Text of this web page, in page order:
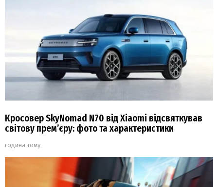
Кросовер SkyNomad N70 від Xiaomi відсвяткував
світову прем’єру: фото та характеристики
година тому